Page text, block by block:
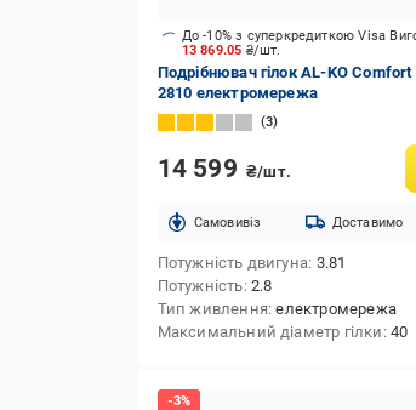
13 869.05 ₴/шт.
До -10% з суперкредиткою Visa
Подрібнювач гілок AL-KO Comfort
2810 електромережа
3
14 599 ₴/шт.
Cамовивіз Доставимо
Потужність двигуна 3.81
Потужність 2.8
Тип живлення електромережа
Максимальний діаметр гілки 40